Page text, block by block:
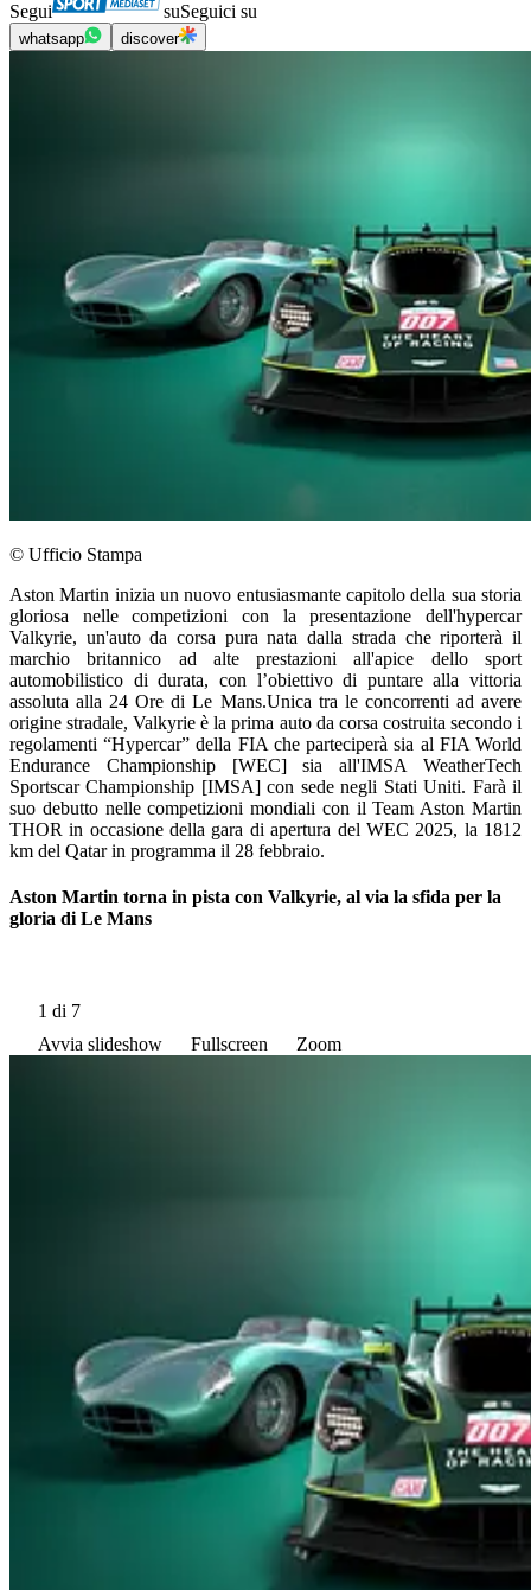
Segui suSeguici su
whatsapp discover
© Ufficio Stampa
Aston Martin inizia un nuovo entusiasmante capitolo della sua storia
gloriosa nelle competizioni con la presentazione dell'hypercar
Valkyrie, un'auto da corsa pura nata dalla strada che riporterà il
marchio britannico ad alte prestazioni all'apice dello sport
automobilistico di durata, con l’obiettivo di puntare alla vittoria
assoluta alla 24 Ore di Le Mans.Unica tra le concorrenti ad avere
origine stradale, Valkyrie è la prima auto da corsa costruita secondo i
regolamenti “Hypercar” della FIA che parteciperà sia al FIA World
Endurance Championship [WEC] sia all'IMSA WeatherTech
Sportscar Championship [IMSA] con sede negli Stati Uniti. Farà il
suo debutto nelle competizioni mondiali con il Team Aston Martin
THOR in occasione della gara di apertura del WEC 2025, la 1812
km del Qatar in programma il 28 febbraio.
Aston Martin torna in pista con Valkyrie, al via la sfida per la
gloria di Le Mans
1 di 7
Avvia slideshow
Fullscreen Zoom